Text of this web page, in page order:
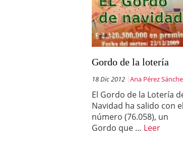
Gordo de la lotería
18 Dic 2012 Ana Pérez
El Gordo de la Lotería
Navidad ha salido con el
número (76.058), un
Gordo que … Leer